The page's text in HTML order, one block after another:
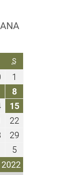
SΚΥΡΙΑΚΉ
30
Απριλίου
2022
1
Μαΐου
2022
88
Μαΐου
2022
14
Μαΐου
2022
1515
Μαΐου
2022
Μαΐου
2022
2222
28
Μαΐου
2022
2929
2022
55
Ιουνίου
2022